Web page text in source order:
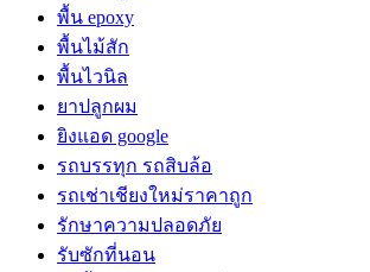
พื้น epoxy
พื้นไม้สัก
พื้นไวนิล
ยาปลูกผม
ยิงแอด google
รถบรรทุก รถสิบล้อ
รถเช่าเชียงใหม่ราคาถูก
รักษาความปลอดภัย
รับซักที่นอน